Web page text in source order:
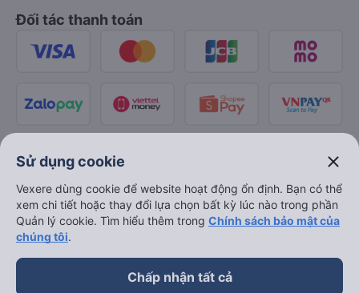
Đối tác thanh toán
Sử dụng cookie close
Vexere dùng cookie để website hoạt động ổn định. Bạn có thể
xem chi tiết hoặc thay đổi lựa chọn bất kỳ lúc nào trong phần
Quản lý cookie. Tìm hiểu thêm trong Chính sách bảo mật của
chúng tôi.
Chấp nhận tất cả